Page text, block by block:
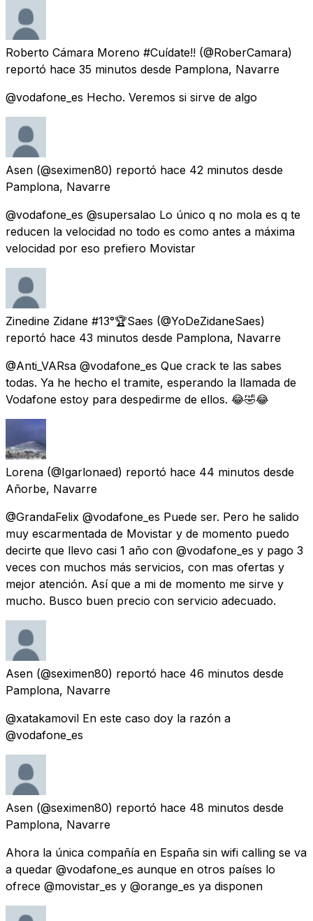
Roberto Cámara Moreno #Cuídate!! (@RoberCamara)
reportó hace 35 minutos desde Pamplona, Navarre
@vodafone_es Hecho. Veremos si sirve de algo
Asen (@seximen80) reportó hace 42 minutos desde
Pamplona, Navarre
@vodafone_es @supersalao Lo único q no mola es q te
reducen la velocidad no todo es como antes a máxima
velocidad por eso prefiero Movistar
Zinedine Zidane #13°🏆Saes (@YoDeZidaneSaes)
reportó hace 43 minutos desde Pamplona, Navarre
@Anti_VARsa @vodafone_es Que crack te las sabes
todas. Ya he hecho el tramite, esperando la llamada de
Vodafone estoy para despedirme de ellos. 😂🤣😂
Lorena (@Igarlonaed) reportó hace 44 minutos desde
Añorbe, Navarre
@GrandaFelix @vodafone_es Puede ser. Pero he salido
muy escarmentada de Movistar y de momento puedo
decirte que llevo casi 1 año con @vodafone_es y pago 3
veces con muchos más servicios, con mas ofertas y
mejor atención. Así que a mi de momento me sirve y
mucho. Busco buen precio con servicio adecuado.
Asen (@seximen80) reportó hace 46 minutos desde
Pamplona, Navarre
@xatakamovil En este caso doy la razón a
@vodafone_es
Asen (@seximen80) reportó hace 48 minutos desde
Pamplona, Navarre
Ahora la única compañía en España sin wifi calling se va
a quedar @vodafone_es aunque en otros países lo
ofrece @movistar_es y @orange_es ya disponen